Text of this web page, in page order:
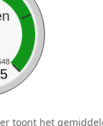
toont het